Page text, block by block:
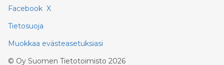
Facebook X
Tietosuoja
Muokkaa evästeasetuksiasi
© Oy Suomen Tietotoimisto 2026